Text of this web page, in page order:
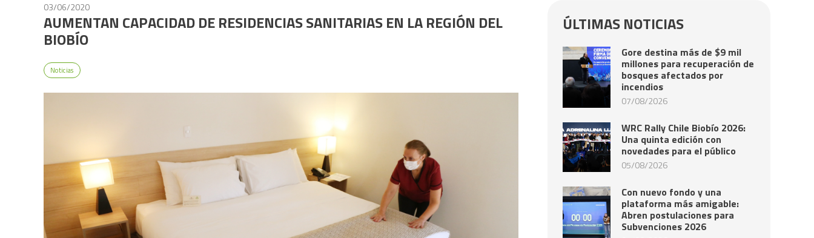
03/06/2020
AUMENTAN CAPACIDAD DE RESIDENCIAS SANITARIAS EN LA REGIÓN DEL
BIOBÍO
Noticias
ÚLTIMAS NOTICIAS
Gore destina más de $9 mil
millones para recuperación de
bosques afectados por
incendios
07/08/2026
WRC Rally Chile Biobío 2026:
Una quinta edición con
novedades para el público
05/08/2026
Con nuevo fondo y una
plataforma más amigable:
Abren postulaciones para
Subvenciones 2026